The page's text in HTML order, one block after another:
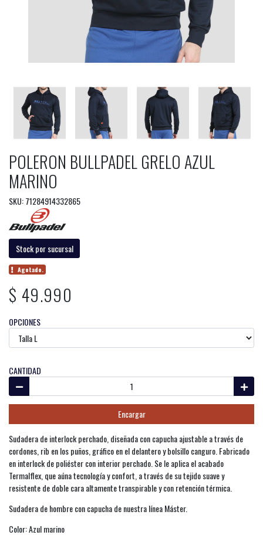
POLERON BULLPADEL GRELO AZUL
MARINO
SKU: 71284914332865
Stock por sucursal
Agotado.
$ 49.990
OPCIONES
CANTIDAD
Encargar
Sudadera de interlock perchado, diseñada con capucha ajustable a través de
cordones, rib en los puños, gráfico en el delantero y bolsillo canguro. Fabricado
en interlock de poliéster con interior perchado. Se le aplica el acabado
Termalflex, que aúna tecnología y confort, a través de su tejido suave y
resistente de doble cara altamente transpirable y con retención térmica.
Sudadera de hombre con capucha de nuestra línea Máster.
Color: Azul marino